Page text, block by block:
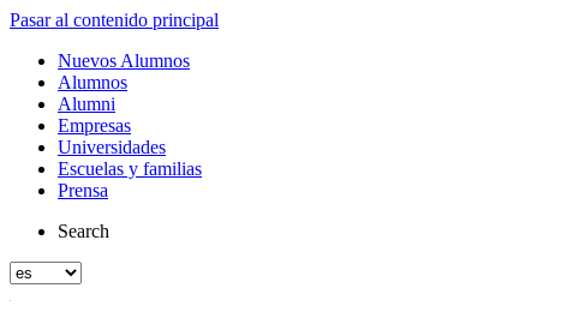
Pasar al contenido principal
Nuevos Alumnos
Alumnos
Alumni
Empresas
Universidades
Escuelas y familias
Prensa
Search